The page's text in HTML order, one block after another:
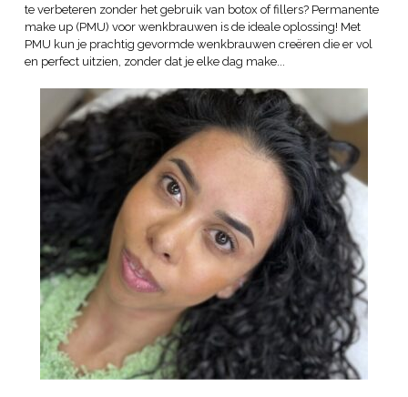
te verbeteren zonder het gebruik van botox of fillers? Permanente
make up (PMU) voor wenkbrauwen is de ideale oplossing! Met
PMU kun je prachtig gevormde wenkbrauwen creëren die er vol
en perfect uitzien, zonder dat je elke dag make...